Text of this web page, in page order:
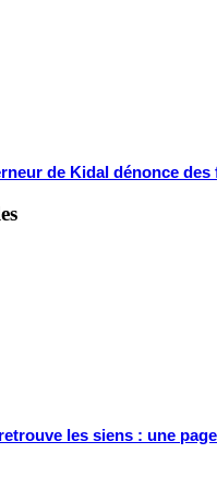
de Kidal dénonce
les siens : une